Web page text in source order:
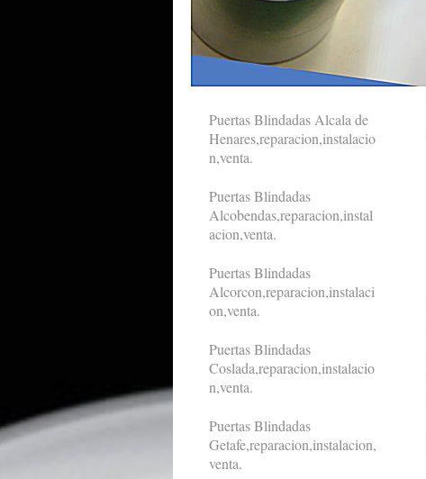
Puertas Blindadas Alcala de
Henares,reparacion,instalacio
n,venta.
Puertas Blindadas
Alcobendas,reparacion,instal
acion,venta.
Puertas Blindadas
Alcorcon,reparacion,instalaci
on,venta.
Puertas Blindadas
Coslada,reparacion,instalacio
n,venta.
Puertas Blindadas
Getafe,reparacion,instalacion,
venta.